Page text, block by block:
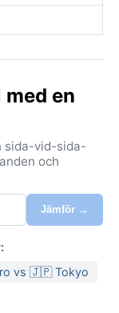
en
sida-vid-sida-
och
Jämför →
vs 🇯🇵 Tokyo